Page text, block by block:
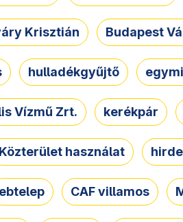
Krisztián Budapest
hulladékgyűjtő
Vízmű Zrt. kerékpár
Közterület használat
ebtelep CAF villamos